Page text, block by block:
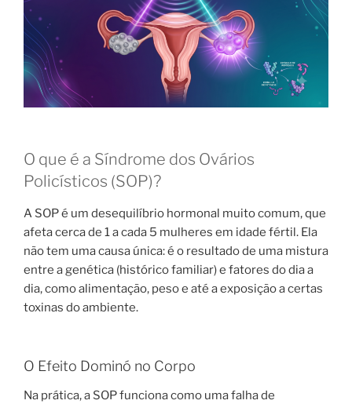
O que é a Síndrome dos Ovários
Policísticos (SOP)?
A SOP é um desequilíbrio hormonal muito comum, que
afeta cerca de 1 a cada 5 mulheres em idade fértil. Ela
não tem uma causa única: é o resultado de uma mistura
entre a genética (histórico familiar) e fatores do dia a
dia, como alimentação, peso e até a exposição a certas
toxinas do ambiente.
O Efeito Dominó no Corpo
Na prática, a SOP funciona como uma falha de